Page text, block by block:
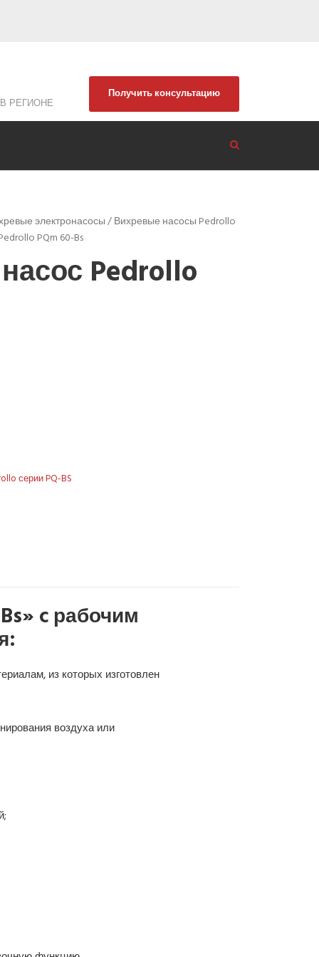
РЕГИОНЕ
Получить консультацию
электронасосы/Вихревые насосы Pedrollo
PQm 60-Bs
Pedrollo
серии PQ-BS
c рабочим
из которых изготовлен
воздуха или